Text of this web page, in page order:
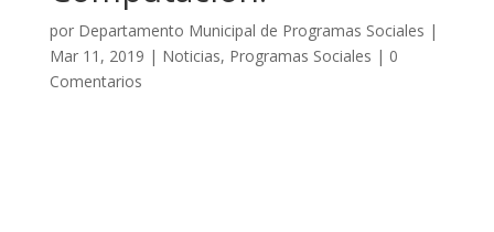
por Departamento Municipal de Programas Sociales |
Mar 11, 2019 | Noticias, Programas Sociales | 0
Comentarios